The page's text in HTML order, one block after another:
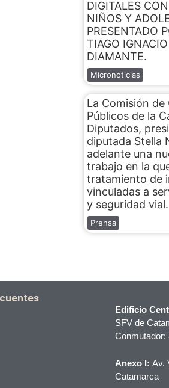
DIGITALES
NIÑOS Y
PRESENTADO
TIAGO
DIAMANTE.
Micronoticias
La Comisión de
Públicos de la
Diputados,
diputada Stella
adelante una
trabajo en la
tratamiento de
vinculadas a
y seguridad vial.
Prensa
Edificio
SFV de
Conmutador:
Anexo I: Av.
Catamarca